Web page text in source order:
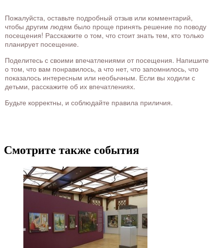
Пожалуйста, оставьте подробный отзыв или комментарий,
чтобы другим людям было проще принять решение по поводу
посещения! Расскажите о том, что стоит знать тем, кто только
планирует посещение.
Поделитесь с своими впечатлениями от посещения. Напишите
о том, что вам понравилось, а что нет, что запомнилось, что
показалось интересным или необычным. Если вы ходили с
детьми, расскажите об их впечатлениях.
Будьте корректны, и соблюдайте правила приличия.
Смотрите также события